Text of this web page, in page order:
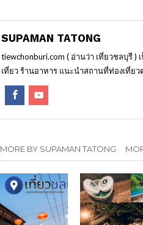
SUPAMAN TATONG
tiewchonburi.com ( อ่านว่า เที่ยวชลบุรี
เที่ยว ร้านอาหาร แนะนำสถานที่ท่องเที่ย
MORE BY SUPAMAN TATONG